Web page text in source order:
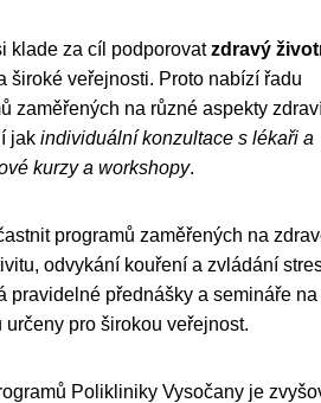
klade za cíl podporovatzdravý
široké veřejnosti. Proto nabízí řadu
zaměřených na různé aspekty
jak individuální konzultace s lékaři a
kurzy a workshopy.
programů zaměřených na
odvykání kouření a zvládání
pravidelné přednášky a semináře na
pro širokou veřejnost.
Polikliniky Vysočany je